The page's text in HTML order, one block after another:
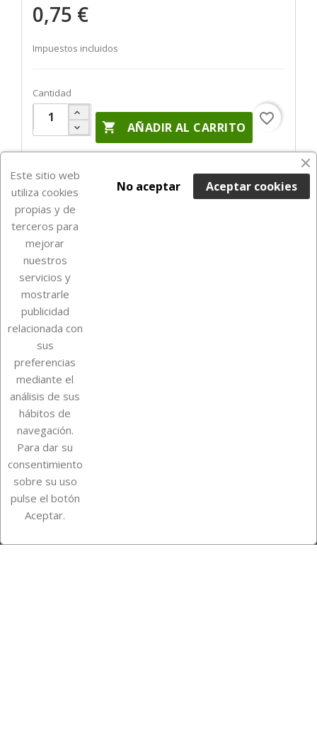
0,75 €
Impuestos incluidos
Cantidad
 AÑADIR AL CARRITO
favorite_border

Su cuenta
Información de la tienda
InstagramTikTok
Este sitio web
utiliza cookies
propias y de
terceros para
mejorar
nuestros
servicios y
mostrarle
publicidad
relacionada con
sus
preferencias
mediante el
análisis de sus
hábitos de
navegación.
Para dar su
consentimiento
sobre su uso
pulse el botón
Aceptar.
Aceptar cookies
No aceptar